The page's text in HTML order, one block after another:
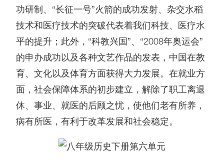
功研制、“长征一号”火箭的成功发射、杂交水稻
技术和医疗技术的突破代表着我们科技、医疗水
平的提升；此外，“科教兴国”、“2008年奥运会”
的申办成功以及各种文艺作品的发表，中国在教
育、文化以及体育方面获得大力发展。在就业方
面，社会保障体系的初步建立，解除了职工离退
休、事业、就医的后顾之忧，使他们老有所养，
病有所医，有利于改革发展和社会稳定。